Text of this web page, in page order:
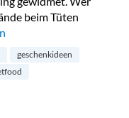
beim Tüten
in Kreuzberg“
geschenkideen